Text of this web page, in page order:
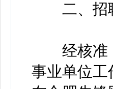
二、招
经核准，
事业单位工